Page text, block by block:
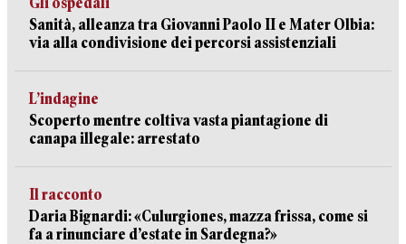
Sanità, alleanza tra Giovanni Paolo II e Mater Olbia:
via alla condivisione dei percorsi assistenziali
L’indagine
Scoperto mentre coltiva vasta piantagione di
canapa illegale: arrestato
Il racconto
Daria Bignardi: «Culurgiones, mazza frissa, come si
fa a rinunciare d’estate in Sardegna?»